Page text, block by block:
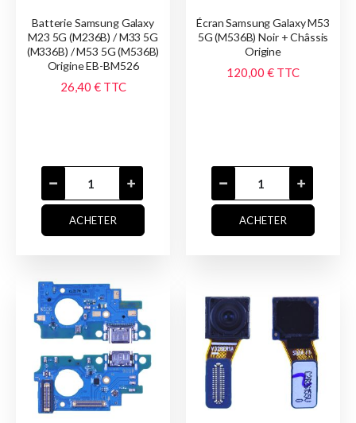
Batterie Samsung Galaxy
M23 5G (M236B) / M33 5G
(M336B) / M53 5G (M536B)
Origine EB-BM526
26,40 € TTC
ACHETER
Écran Samsung Galaxy M53
5G (M536B) Noir + Châssis
Origine
120,00 € TTC
ACHETER